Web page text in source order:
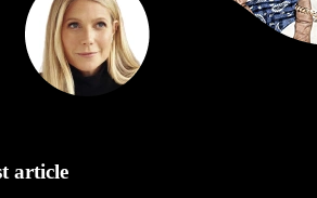
article